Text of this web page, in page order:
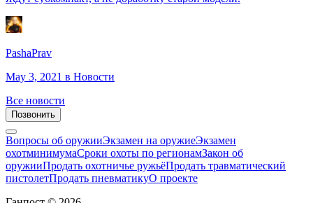
PashaPrav
May 3, 2021 в Новости
Все новости
Позвонить
Вопросы об оружииЭкзамен на оружиеЭкзамен
охотминимумаСроки охоты по регионамЗакон об
оружииПродать охотничье ружьёПродать травматический
пистолетПродать пневматикуО проекте